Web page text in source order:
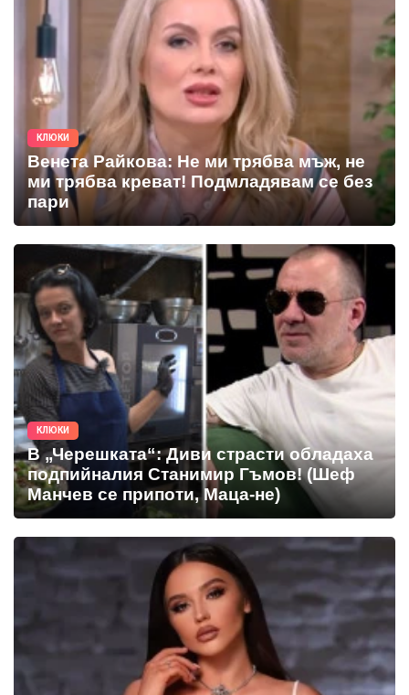
КЛЮКИ
Венета Райкова: Не ми трябва мъж, не
ми трябва креват! Подмладявам се без
пари
КЛЮКИ
В „Черешката“: Диви страсти обладаха
подпийналия Станимир Гъмов! (Шеф
Манчев се припоти, Маца-не)